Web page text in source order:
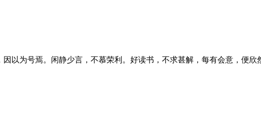
以为号焉。闲静少言，不慕荣利。好读书，不求甚解，每有会意，便欣